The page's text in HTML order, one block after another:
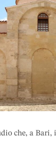
che, a Bari,